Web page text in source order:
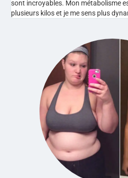
sont incroyables. Mon métabolisme
plusieurs kilos et je me sens plus